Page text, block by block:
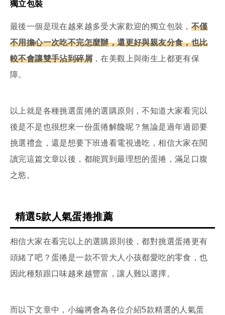
獨立包裝
最後一個是現在越來越多受大家歡迎的獨立包裝， 不僅
不用擔心一次吃不完怎麼辦，還更好與親友分食，也比
較不會讓雙手沾到碎屑 ，在美觀上與衛生上都更有保
障。
以上就是各種挑選蛋捲的選購原則，不知道大家看完以
後是不是也很想來一份蛋捲解饞呢？無論是過年過節要
挑選禮盒，還是想要下班邊看電視邊吃，相信大家在閱
讀完這篇文章以後，都能買到最理想的蛋捲，滿足口腹
之慾。
精選5款人氣蛋捲推薦
相信大家在看完以上的選購原則後，都對挑選蛋捲更有
頭緒了吧？蛋捲是一款不管大人小孩都愛吃的零食，也
因此種類跟口味越來越豐富，讓人難以選擇。
而以下文章中，小編將會為各位介紹5款精選的人氣蛋